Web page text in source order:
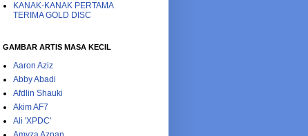
KANAK-KANAK PERTAMA
TERIMA GOLD DISC
GAMBAR ARTIS MASA KECIL
Aaron Aziz
Abby Abadi
Afdlin Shauki
Akim AF7
Ali 'XPDC'